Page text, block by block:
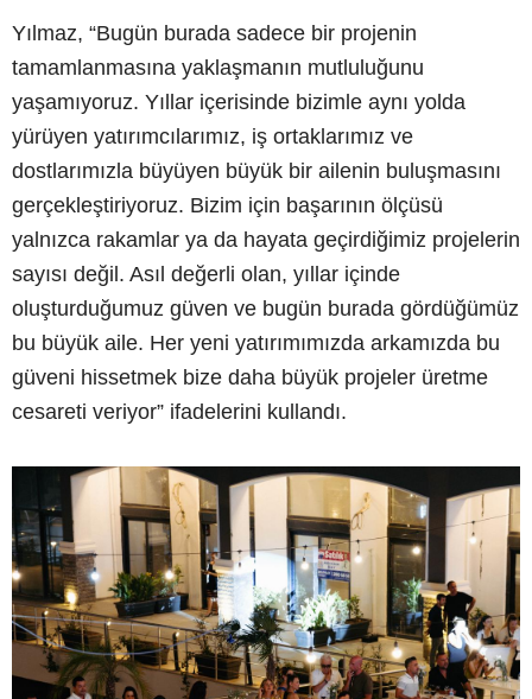
Yılmaz, “Bugün burada sadece bir projenin
tamamlanmasına yaklaşmanın mutluluğunu
yaşamıyoruz. Yıllar içerisinde bizimle aynı yolda
yürüyen yatırımcılarımız, iş ortaklarımız ve
dostlarımızla büyüyen büyük bir ailenin buluşmasını
gerçekleştiriyoruz. Bizim için başarının ölçüsü
yalnızca rakamlar ya da hayata geçirdiğimiz projelerin
sayısı değil. Asıl değerli olan, yıllar içinde
oluşturduğumuz güven ve bugün burada gördüğümüz
bu büyük aile. Her yeni yatırımımızda arkamızda bu
güveni hissetmek bize daha büyük projeler üretme
cesareti veriyor” ifadelerini kullandı.